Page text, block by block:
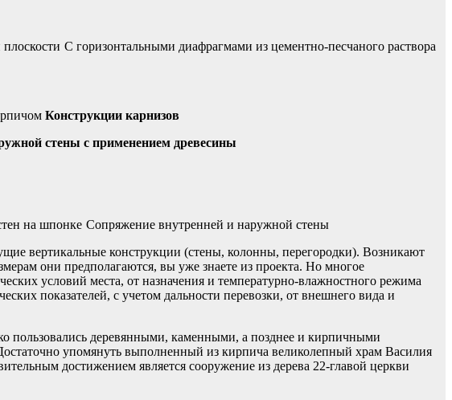
С горизонтальными диафрагмами из цементно-песчаного раствора
Конструкции карнизов
стены с применением древесины
на шпонке Сопряжение внутренней и наружной стены
вертикальные конструкции (стены, колонны, перегородки). Возникают
они предполагаются, вы уже знаете из проекта. Но многое
условий места, от назначения и температурно-влажностного режима
показателей, с учетом дальности перевозки, от внешнего вида и
пользовались деревянными, каменными, а позднее и кирпичными
упомянуть выполненный из кирпича великолепный храм Василия
достижением является сооружение из дерева 22-главой церкви